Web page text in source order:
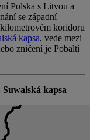
Polska s Litvou a
se západní
koridoru
kapsa, vede mezi
zničení je Pobaltí
kapsa